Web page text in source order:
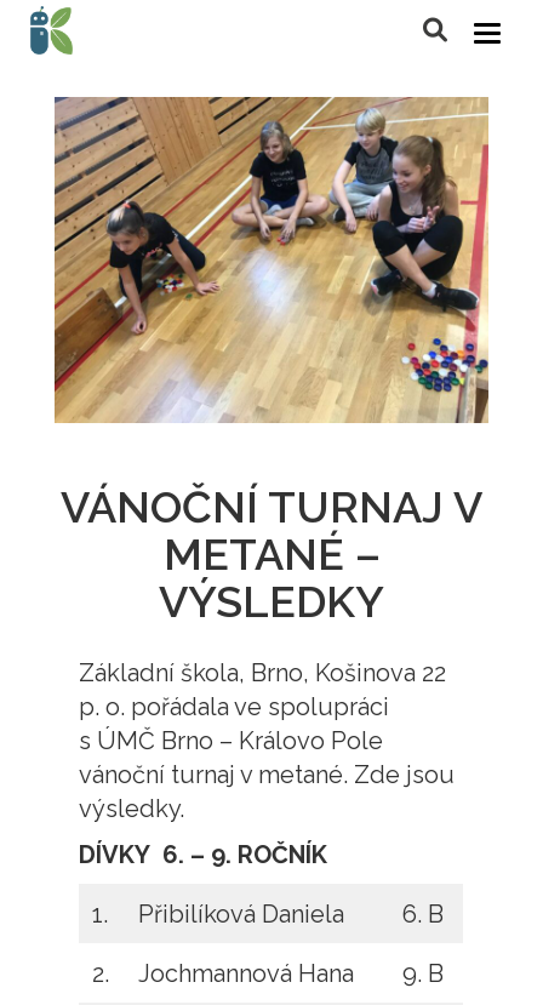
VÁNOČNÍ TURNAJ V
METANÉ –
VÝSLEDKY
Základní škola, Brno, Košinova 22
p. o. pořádala ve spolupráci
s ÚMČ Brno – Královo Pole
vánoční turnaj v metané. Zde jsou
výsledky.
DÍVKY 6. – 9. ROČNÍK
1. Přibilíková Daniela 6. B
2. Jochmannová Hana 9. B